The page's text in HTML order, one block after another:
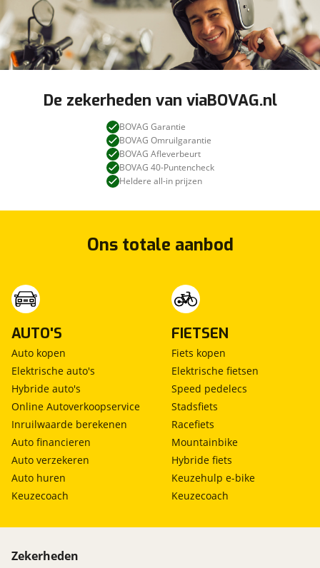
De zekerheden van viaBOVAG.nl
BOVAG Garantie
BOVAG Omruilgarantie
BOVAG Afleverbeurt
BOVAG 40-Puntencheck
Heldere all-in prijzen
Ons totale aanbod
AUTO'S
Auto kopen
Elektrische auto's
Hybride auto's
Online Autoverkoopservice
Inruilwaarde berekenen
Auto financieren
Auto verzekeren
Auto huren
Keuzecoach
FIETSEN
Fiets kopen
Elektrische fietsen
Speed pedelecs
Stadsfiets
Racefiets
Mountainbike
Hybride fiets
Keuzehulp e-bike
Keuzecoach
Zekerheden